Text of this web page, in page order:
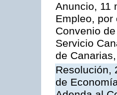
Anuncio, 11
Empleo, por
Convenio
Servicio
de
Resolución,
de